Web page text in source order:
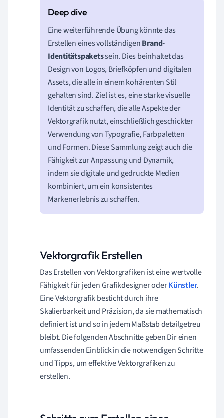
Eine weiterführende Übung könnte das
Erstellen eines vollständigenBrand-
Identitätspaketssein. Dies beinhaltet das
Design von Logos, Briefköpfen und digitalen
Assets, die alle in einem kohärenten Stil
gehalten sind. Ziel ist es, eine starke visuelle
Identität zu schaffen, die alle Aspekte der
Vektorgrafik nutzt, einschließlich geschickter
Verwendung von Typografie, Farbpaletten
und Formen. Diese Sammlung zeigt auch die
Fähigkeit zur Anpassung und Dynamik,
indem sie digitale und gedruckte Medien
kombiniert, um ein konsistentes
Markenerlebnis zu schaffen.
Vektorgrafik Erstellen
Das Erstellen von Vektorgrafiken ist eine wertvolle
Fähigkeit für jeden Grafikdesigner oderKünstler.
Eine Vektorgrafik besticht durch ihre
Skalierbarkeit und Präzision, da sie mathematisch
definiert ist und so in jedem Maßstab detailgetreu
bleibt. Die folgenden Abschnitte geben Dir einen
umfassenden Einblick in die notwendigen Schritte
und Tipps, um effektive Vektorgrafiken zu
erstellen.